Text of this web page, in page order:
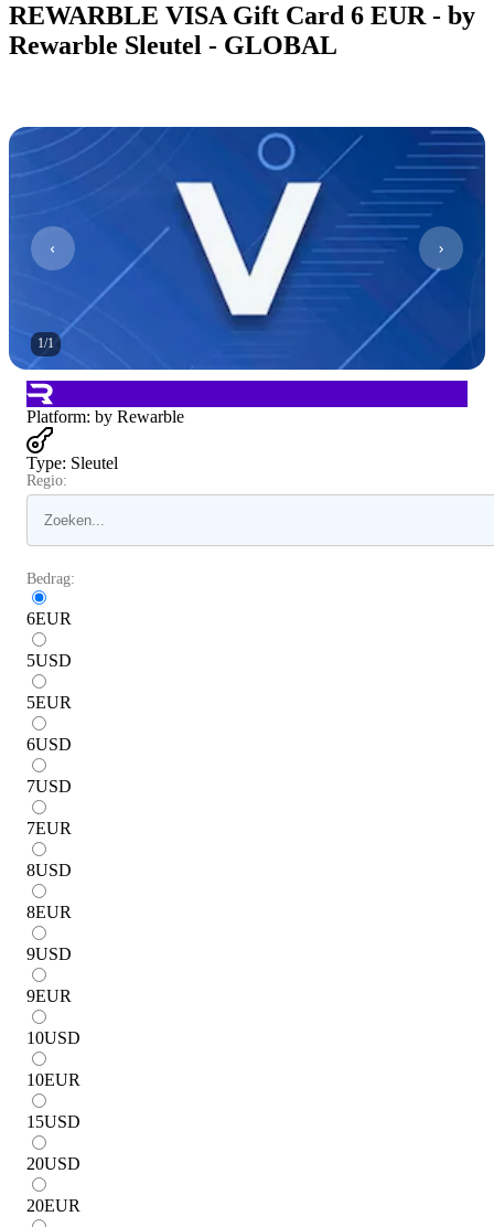
REWARBLE VISA Gift Card 6 EUR - by
Rewarble Sleutel - GLOBAL
1/1
Platform: by Rewarble
Type: Sleutel
Regio:
Bedrag:
6EUR
5USD
5EUR
6USD
7USD
7EUR
8USD
8EUR
9USD
9EUR
10USD
10EUR
15USD
20USD
20EUR